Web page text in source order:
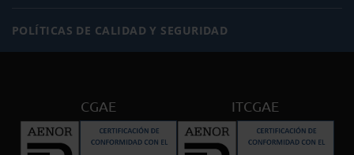
POLÍTICAS DE CALIDAD Y SEGURIDAD
CGAE ITCGAE